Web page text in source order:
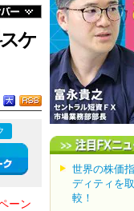
ケ
ーン
世界の株価
ディティを
較！